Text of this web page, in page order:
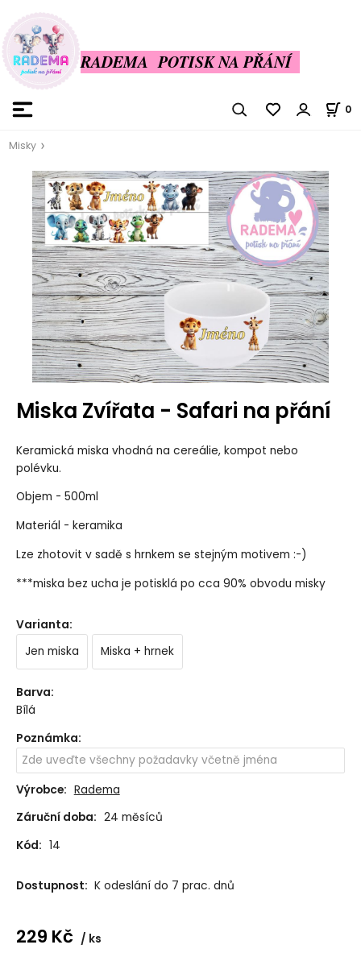
RADEMA POTISK NA PŘÁNÍ
0
Misky
Miska Zvířata - Safari na přání
Keramická miska vhodná na cereálie, kompot nebo
polévku.
Objem - 500ml
Materiál - keramika
Lze zhotovit v sadě s hrnkem se stejným motivem :-)
***miska bez ucha je potisklá po cca 90% obvodu misky
Varianta:
Jen miska
Miska + hrnek
Barva:
Bílá
Poznámka:
Výrobce: Radema
Záruční doba: 24 měsíců
Kód: 14
Dostupnost: K odeslání do 7 prac. dnů
229 Kč ks